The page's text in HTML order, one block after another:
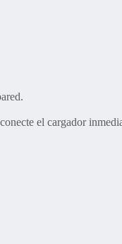
el cargador